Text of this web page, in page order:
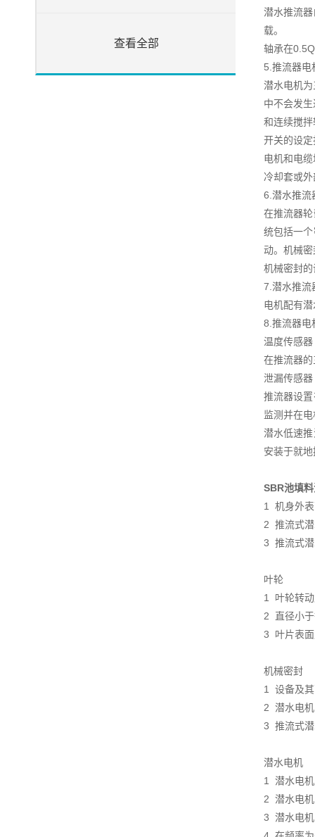
查看全部
潜水推流
载。
轴承在
5.推流器电
潜水电机
中不会发
和连续搅
开关的设
电机和电
冷却套或
6.潜水推流
在推流器
统包括一
动。机械
机械密封
7.潜水推流
电机配有
8.推流器电
温度传感器
在推流器
泄漏传感器
推流器设
监测并在
潜水低速
安装于就
SBR池填
1 机身外
2 推流式
3 推流式潜
叶轮
1 叶轮转
2 直径小
3 叶片表面
机械密封
1 设备及
2 潜水电
3 推流式潜
潜水电机
1 潜水电
2 潜水电
3 潜水电机